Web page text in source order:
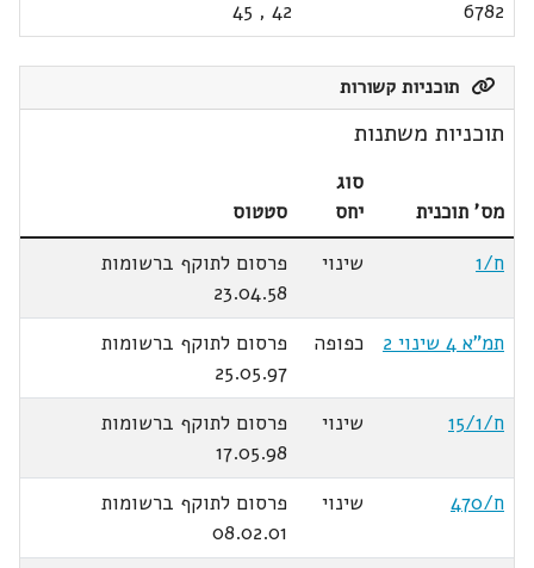
6782
42
,
45
תוכניות קשורות
תוכניות משתנות
מס' תוכנית
סוג
יחס
סטטוס
ח/1
שינוי
פרסום לתוקף ברשומות
23.04.58
תמ"א 4 שינוי 2
כפופה
פרסום לתוקף ברשומות
25.05.97
ח/15/1
שינוי
פרסום לתוקף ברשומות
17.05.98
ח/470
שינוי
פרסום לתוקף ברשומות
08.02.01